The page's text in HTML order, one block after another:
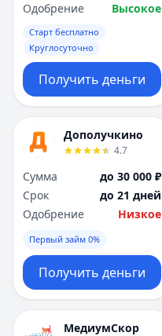
Одобрение
Высокое
Старт бесплатно
Круглосуточно
Получить деньги
Дополучкино
4.7
Сумма
до 30 000 ₽
Срок
до 21 дней
Одобрение
Низкое
Первый займ 0%
Получить деньги
МедиумСкор